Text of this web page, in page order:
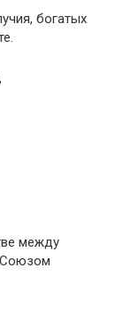
богатых
между
Союзом